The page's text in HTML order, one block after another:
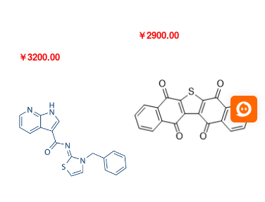
￥3200.00
￥2900.00